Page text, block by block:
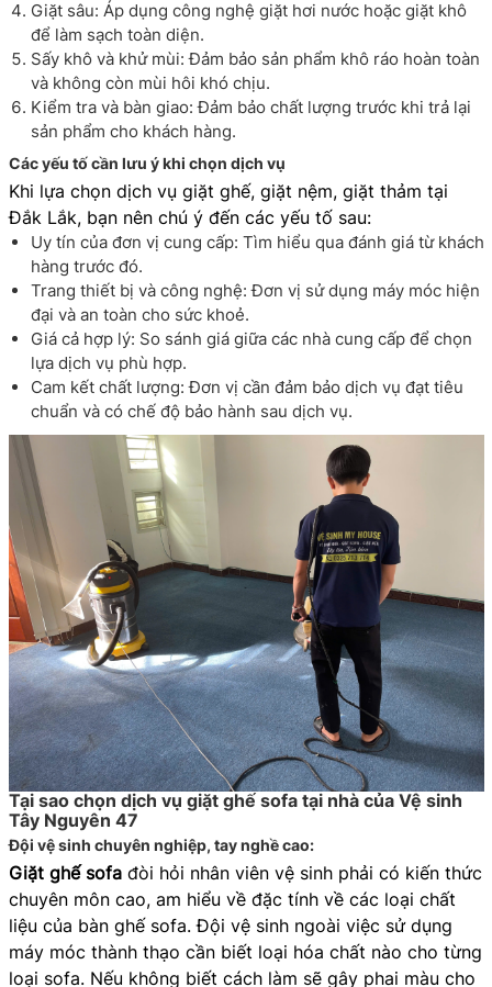
Giặt sâu: Áp dụng công nghệ giặt hơi nước hoặc giặt khô
để làm sạch toàn diện.
Sấy khô và khử mùi: Đảm bảo sản phẩm khô ráo hoàn toàn
và không còn mùi hôi khó chịu.
Kiểm tra và bàn giao: Đảm bảo chất lượng trước khi trả lại
sản phẩm cho khách hàng.
Các yếu tố cần lưu ý khi chọn dịch vụ
Khi lựa chọn dịch vụ giặt ghế, giặt nệm, giặt thảm tại
Đắk Lắk, bạn nên chú ý đến các yếu tố sau:
Uy tín của đơn vị cung cấp: Tìm hiểu qua đánh giá từ khách
hàng trước đó.
Trang thiết bị và công nghệ: Đơn vị sử dụng máy móc hiện
đại và an toàn cho sức khoẻ.
Giá cả hợp lý: So sánh giá giữa các nhà cung cấp để chọn
lựa dịch vụ phù hợp.
Cam kết chất lượng: Đơn vị cần đảm bảo dịch vụ đạt tiêu
chuẩn và có chế độ bảo hành sau dịch vụ.
Tại sao chọn dịch vụ giặt ghế sofa tại nhà của Vệ sinh
Tây Nguyên 47
Đội vệ sinh chuyên nghiệp, tay nghề cao:
Giặt ghế sofađòi hỏi nhân viên vệ sinh phải có kiến thức
chuyên môn cao, am hiểu về đặc tính về các loại chất
liệu của bàn ghế sofa. Đội vệ sinh ngoài việc sử dụng
máy móc thành thạo cần biết loại hóa chất nào cho từng
loại sofa. Nếu không biết cách làm sẽ gây phai màu cho